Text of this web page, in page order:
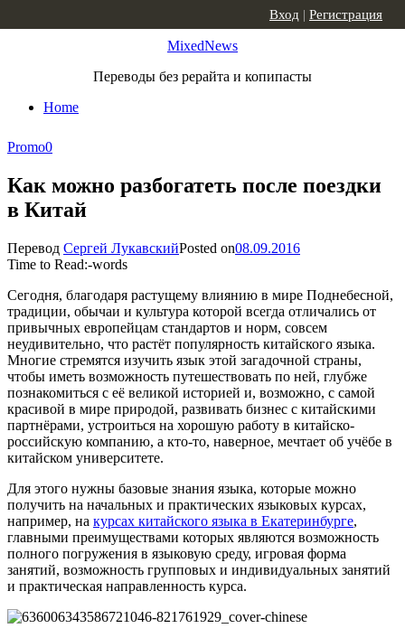
MixedNews
Переводы без рерайта и копипасты
Home
Вход | Регистрация
Promo0
Как можно разбогатеть после поездки
в Китай
Перевод Сергей ЛукавскийPosted on08.09.2016
Time to Read:-words
Сегодня, благодаря растущему влиянию в мире Поднебесной,
традиции, обычаи и культура которой всегда отличались от
привычных европейцам стандартов и норм, совсем
неудивительно, что растёт популярность китайского языка.
Многие стремятся изучить язык этой загадочной страны,
чтобы иметь возможность путешествовать по ней, глубже
познакомиться с её великой историей и, возможно, с самой
красивой в мире природой, развивать бизнес с китайскими
партнёрами, устроиться на хорошую работу в китайско-
российскую компанию, а кто-то, наверное, мечтает об учёбе в
китайском университете.
Для этого нужны базовые знания языка, которые можно
получить на начальных и практических языковых курсах,
например, на курсах китайского языка в Екатеринбурге,
главными преимуществами которых являются возможность
полного погружения в языковую среду, игровая форма
занятий, возможность групповых и индивидуальных занятий
и практическая направленность курса.